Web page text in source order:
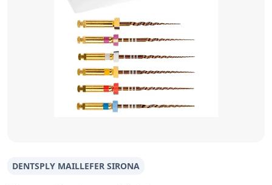
DENTSPLY MAILLEFER SIRONA